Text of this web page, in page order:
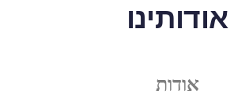
אודותינו
אודות